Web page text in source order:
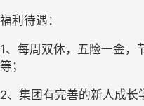
福利待遇：
1、每周双休，五险一金，
等；
2、集团有完善的新人成长